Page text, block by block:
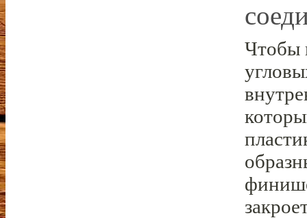
Чтобы